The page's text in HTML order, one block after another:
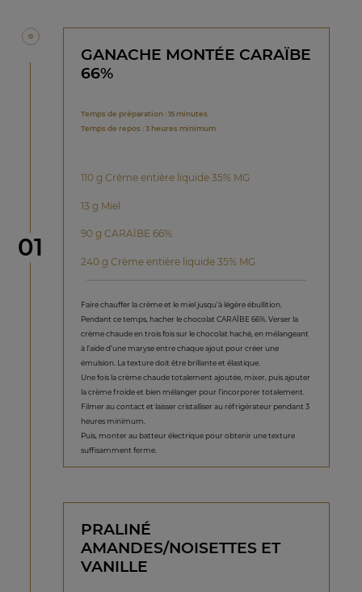
étape
01
GANACHE MONTÉE CARAÏBE
66%
Temps de préparation : 15 minutes
Temps de repos : 3 heures minimum
110 g Crème entière liquide 35% MG
13 g Miel
90 g CARAÏBE 66%
240 g Crème entière liquide 35% MG
Faire chauffer la crème et le miel jusqu’à légère ébullition.
Pendant ce temps, hacher le chocolat CARAÏBE 66%. Verser la
crème chaude en trois fois sur le chocolat haché, en mélangeant
à l’aide d’une maryse entre chaque ajout pour créer une
émulsion. La texture doit être brillante et élastique.
Une fois la crème chaude totalement ajoutée, mixer, puis ajouter
la crème froide et bien mélanger pour l’incorporer totalement.
Filmer au contact et laisser cristalliser au réfrigérateur pendant 3
heures minimum.
Puis, monter au batteur électrique pour obtenir une texture
suffisamment ferme.
PRALINÉ
AMANDES/NOISETTES ET
VANILLE